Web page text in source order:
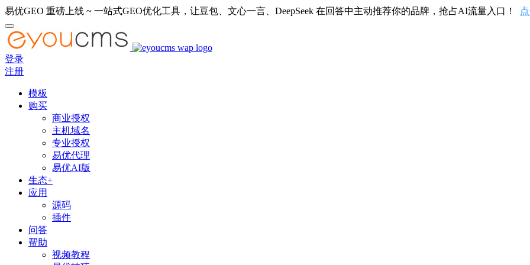
易优GEO 重磅上线 ~ 一站式GEO优化工具，让豆包、文心一言、DeepSeek 在回答中主动推荐你的品牌，抢占AI流量入口！
登录
注册
模板
购买
商业授权
主机域名
专业授权
易优代理
易优AI版
生态+
应用
源码
插件
问答
帮助
视频教程